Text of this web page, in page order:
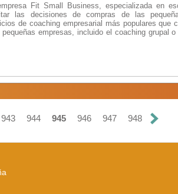
Fit Small Business, especializada en
las decisiones de compras de las
de coaching empresarial más populares que
pequeñas empresas, incluido el coaching grupal o
943 944 945 946 947 948